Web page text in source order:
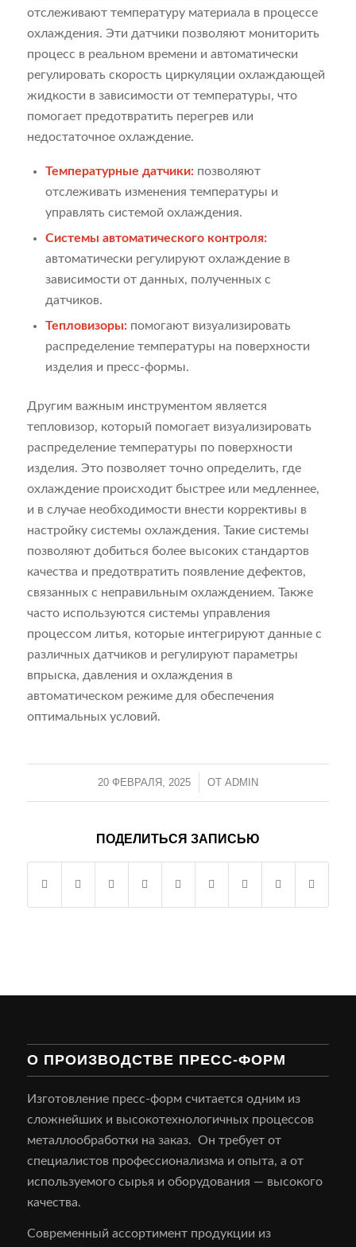
отслеживают температуру материала в процессе
охлаждения. Эти датчики позволяют мониторить
процесс в реальном времени и автоматически
регулировать скорость циркуляции охлаждающей
жидкости в зависимости от температуры, что
помогает предотвратить перегрев или
недостаточное охлаждение.
Температурные датчики:позволяют
отслеживать изменения температуры и
управлять системой охлаждения.
Системы автоматического контроля:
автоматически регулируют охлаждение в
зависимости от данных, полученных с
датчиков.
Тепловизоры:помогают визуализировать
распределение температуры на поверхности
изделия и пресс-формы.
Другим важным инструментом является
тепловизор, который помогает визуализировать
распределение температуры по поверхности
изделия. Это позволяет точно определить, где
охлаждение происходит быстрее или медленнее,
и в случае необходимости внести коррективы в
настройку системы охлаждения. Такие системы
позволяют добиться более высоких стандартов
качества и предотвратить появление дефектов,
связанных с неправильным охлаждением. Также
часто используются системы управления
процессом литья, которые интегрируют данные с
различных датчиков и регулируют параметры
впрыска, давления и охлаждения в
автоматическом режиме для обеспечения
оптимальных условий.
20 ФЕВРАЛЯ, 2025
/ ОТ ADMIN
ПОДЕЛИТЬСЯ ЗАПИСЬЮ
О ПРОИЗВОДСТВЕ ПРЕСС-ФОРМ
Изготовление пресс-форм считается одним из
сложнейших и высокотехнологичных процессов
металлообработки на заказ. Он требует от
специалистов профессионализма и опыта, а от
используемого сырья и оборудования — высокого
качества.
Современный ассортимент продукции из